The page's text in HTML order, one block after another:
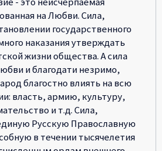
на Любви. Сила,
государственного
наказания утверждать
жизни общества. А сила
и благодати незримо,
благостно влиять на всю
власть, армию, культуру,
и т.д. Сила,
Русскую Православную
в течении тысячелетия